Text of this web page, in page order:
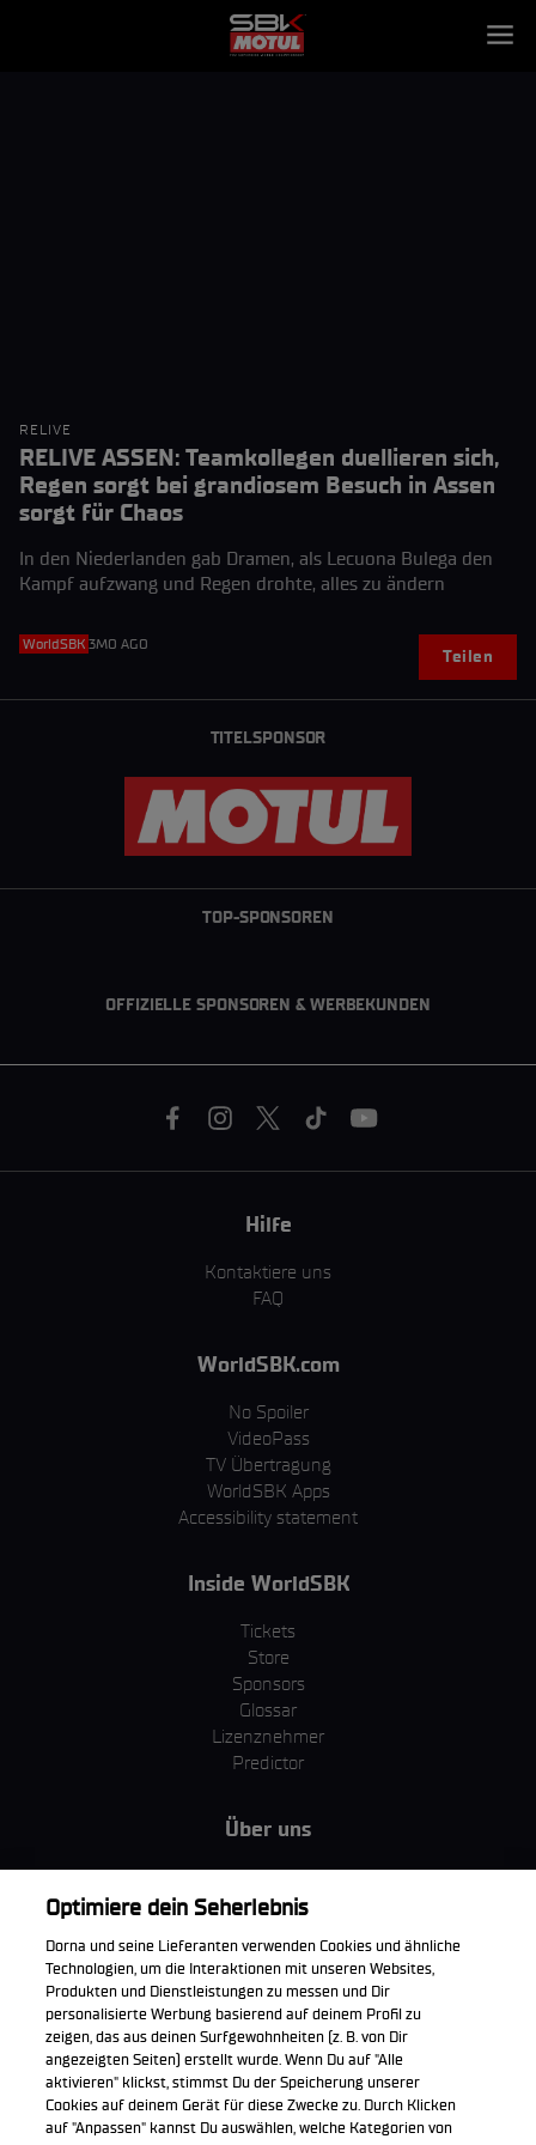
RELIVE
RELIVE ASSEN: Teamkollegen duellieren sich,
Regen sorgt bei grandiosem Besuch in Assen
sorgt für Chaos
In den Niederlanden gab Dramen, als Lecuona Bulega den
Kampf aufzwang und Regen drohte, alles zu ändern
WorldSBK 3MO AGO
Teilen
TITELSPONSOR
TOP-SPONSOREN
OFFIZIELLE SPONSOREN & WERBEKUNDEN
Hilfe
Kontaktiere uns
FAQ
WorldSBK.com
No Spoiler
VideoPass
TV Übertragung
WorldSBK Apps
Accessibility statement
Inside WorldSBK
Tickets
Store
Sponsors
Glossar
Lizenznehmer
Predictor
Über uns
MotoGP Group
Cookie Richtlinien
Unternehmen & ESG
Datenschutzerklärung
Kaufrichtlinie
Die offizielle WorldSBK App herunterladen
Optimiere dein Seherlebnis
Dorna und seine Lieferanten verwenden Cookies und ähnliche
Technologien, um die Interaktionen mit unseren Websites,
Produkten und Dienstleistungen zu messen und Dir
personalisierte Werbung basierend auf deinem Profil zu
zeigen, das aus deinen Surfgewohnheiten (z. B. von Dir
angezeigten Seiten) erstellt wurde. Wenn Du auf "Alle
aktivieren" klickst, stimmst Du der Speicherung unserer
Cookies auf deinem Gerät für diese Zwecke zu. Durch Klicken
auf "Anpassen" kannst Du auswählen, welche Kategorien von